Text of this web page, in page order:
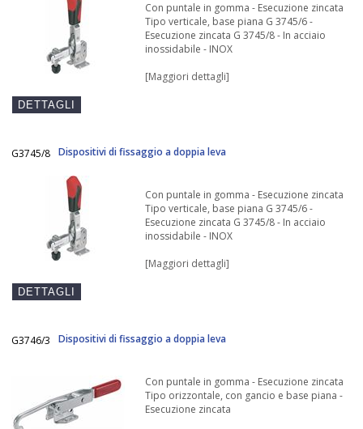
Con puntale in gomma - Esecuzione zincata
Tipo verticale, base piana G 3745/6 -
Esecuzione zincata G 3745/8 - In acciaio
inossidabile - INOX
[Maggiori dettagli]
G3745/8 Dispositivi di fissaggio a doppia leva
Con puntale in gomma - Esecuzione zincata
Tipo verticale, base piana G 3745/6 -
Esecuzione zincata G 3745/8 - In acciaio
inossidabile - INOX
[Maggiori dettagli]
G3746/3 Dispositivi di fissaggio a doppia leva
Con puntale in gomma - Esecuzione zincata
Tipo orizzontale, con gancio e base piana -
Esecuzione zincata